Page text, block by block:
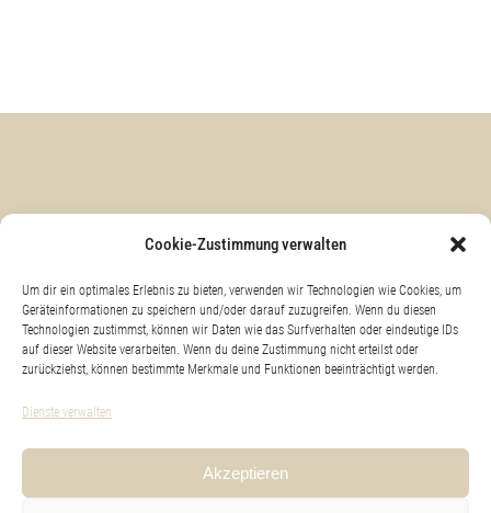
Cookie-Zustimmung verwalten
Um dir ein optimales Erlebnis zu bieten, verwenden wir Technologien wie Cookies, um
Geräteinformationen zu speichern und/oder darauf zuzugreifen. Wenn du diesen
Technologien zustimmst, können wir Daten wie das Surfverhalten oder eindeutige IDs
auf dieser Website verarbeiten. Wenn du deine Zustimmung nicht erteilst oder
zurückziehst, können bestimmte Merkmale und Funktionen beeinträchtigt werden.
Dienste verwalten
Akzeptieren
IMPRESSUM
DATENSCHUTZ